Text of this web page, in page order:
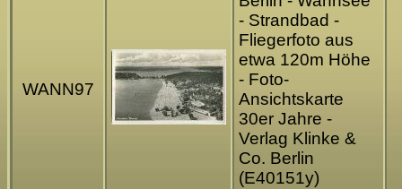
WANN97
- Strandbad -
Fliegerfoto aus
etwa 120m Höhe
- Foto-
Ansichtskarte
30er Jahre -
Verlag Klinke &
Co. Berlin
(E40151y)